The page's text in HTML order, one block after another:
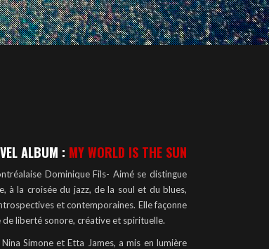
ALBUM : MY WORLD IS THE SUN
Dominique Fils- Aimé se distingue
à la croisée du jazz, de la soul et du blues,
et contemporaines. Elle façonne
liberté sonore, créative et spirituelle.
Simone et Etta James, a mis en lumière